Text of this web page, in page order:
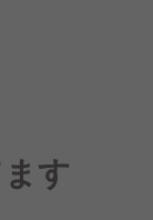
も多いです
す